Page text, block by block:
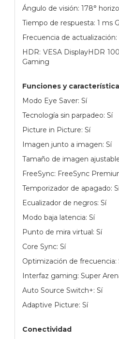
Ángulo de visión: 178°
Tiempo de respuesta: 1 ms
Frecuencia de
HDR: VESA DisplayHDR
Gaming
Funciones y
Modo Eye Saver: Sí
Tecnología sin parpadeo: Sí
Picture in Picture: Sí
Imagen junto a imagen: Sí
Tamaño de imagen
FreeSync: FreeSync
Temporizador de apagado:
Ecualizador de negros: Sí
Modo baja latencia: Sí
Punto de mira virtual: Sí
Core Sync: Sí
Optimización de frecuencia:
Interfaz gaming: Super
Auto Source Switch+: Sí
Adaptive Picture: Sí
Conectividad